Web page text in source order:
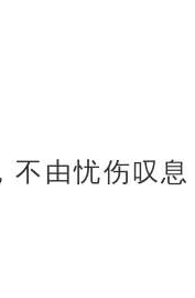
由忧伤叹息